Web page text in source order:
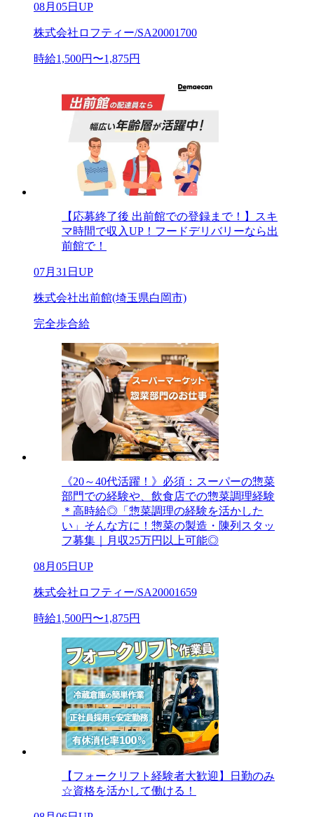
08月05日UP
株式会社ロフティー/SA20001700
時給1,500円〜1,875円
【応募終了後 出前館での登録まで！】スキ
マ時間で収入UP！フードデリバリーなら出
前館で！
07月31日UP
株式会社出前館(埼玉県白岡市)
完全歩合給
《20～40代活躍！》必須：スーパーの惣菜
部門での経験や、飲食店での惣菜調理経験
＊高時給◎「惣菜調理の経験を活かした
い」そんな方に！惣菜の製造・陳列スタッ
フ募集｜月収25万円以上可能◎
08月05日UP
株式会社ロフティー/SA20001659
時給1,500円〜1,875円
【フォークリフト経験者大歓迎】日勤のみ
☆資格を活かして働ける！